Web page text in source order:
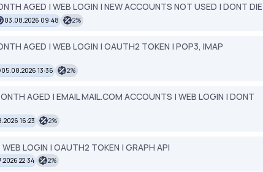
AGED | WEB LOGIN | NEW ACCOUNTS NOT USED | DONT DIE
03.08.2026 09:48 2%
AGED | WEB LOGIN | OAUTH2 TOKEN | POP3, IMAP
05.08.2026 13:36 2%
AGED | EMAIL MAIL.COM ACCOUNTS | WEB LOGIN | DONT
16:23 2%
LOGIN | OAUTH2 TOKEN | GRAPH API
22:34 2%